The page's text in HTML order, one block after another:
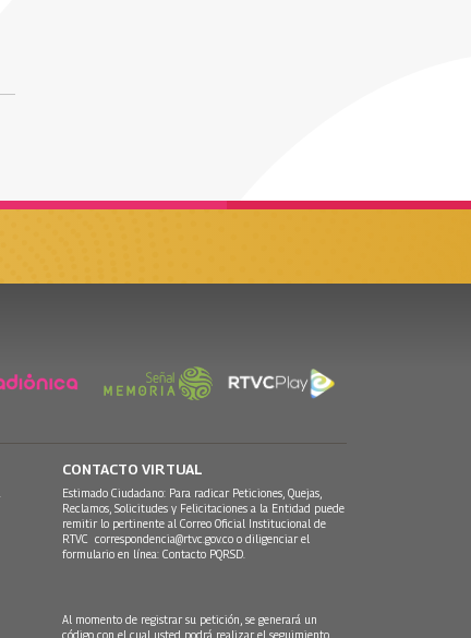
CONTACTO VIRTUAL
Estimado Ciudadano: Para radicar Peticiones, Quejas,
Reclamos, Solicitudes y Felicitaciones a la Entidad puede
remitir lo pertinente al Correo Oficial Institucional de
RTVC correspondencia@rtvc.gov.co o diligenciar el
formulario en línea: Contacto PQRSD.
Al momento de registrar su petición, se generará un
código con el cual usted podrá realizar el seguimiento,